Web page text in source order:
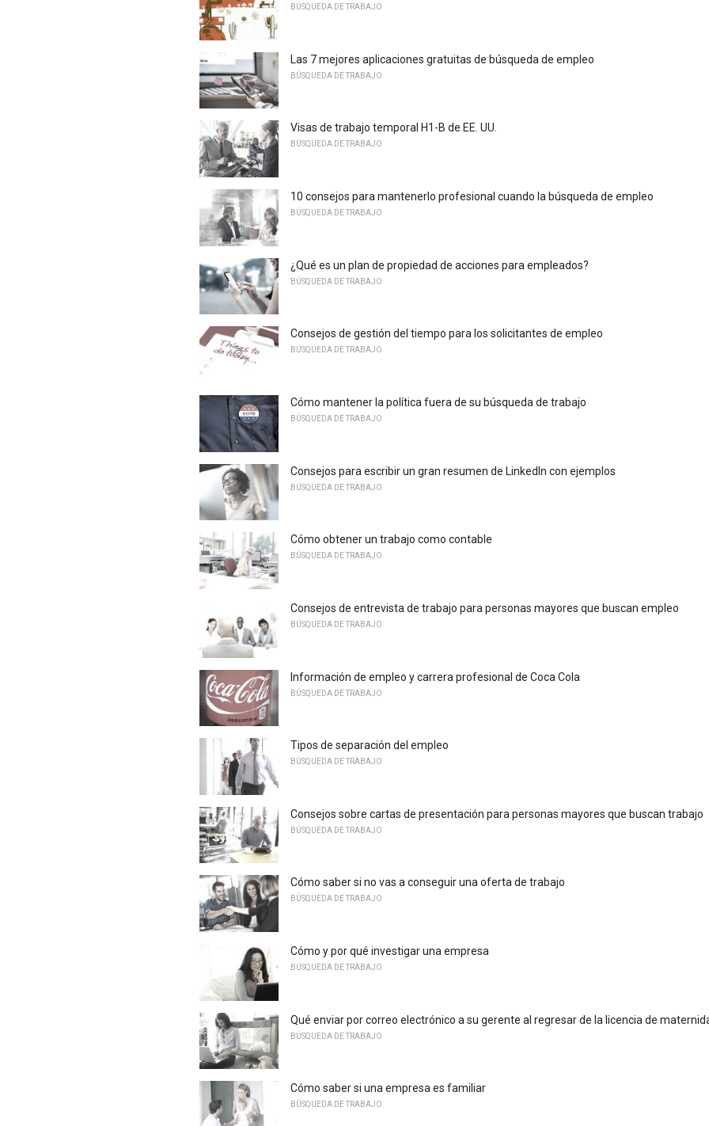
BÚSQUEDA DE TRABAJO
Las 7 mejores aplicaciones gratuitas de búsqueda de empleo
BÚSQUEDA DE TRABAJO
Visas de trabajo temporal H1-B de EE. UU.
BÚSQUEDA DE TRABAJO
10 consejos para mantenerlo profesional cuando la búsqueda de empleo
BÚSQUEDA DE TRABAJO
¿Qué es un plan de propiedad de acciones para empleados?
BÚSQUEDA DE TRABAJO
Consejos de gestión del tiempo para los solicitantes de empleo
BÚSQUEDA DE TRABAJO
Cómo mantener la política fuera de su búsqueda de trabajo
BÚSQUEDA DE TRABAJO
Consejos para escribir un gran resumen de LinkedIn con ejemplos
BÚSQUEDA DE TRABAJO
Cómo obtener un trabajo como contable
BÚSQUEDA DE TRABAJO
Consejos de entrevista de trabajo para personas mayores que buscan empleo
BÚSQUEDA DE TRABAJO
Información de empleo y carrera profesional de Coca Cola
BÚSQUEDA DE TRABAJO
Tipos de separación del empleo
BÚSQUEDA DE TRABAJO
Consejos sobre cartas de presentación para personas mayores que buscan trabajo
BÚSQUEDA DE TRABAJO
Cómo saber si no vas a conseguir una oferta de trabajo
BÚSQUEDA DE TRABAJO
Cómo y por qué investigar una empresa
BÚSQUEDA DE TRABAJO
Qué enviar por correo electrónico a su gerente al regresar de la licencia de
BÚSQUEDA DE TRABAJO
Cómo saber si una empresa es familiar
BÚSQUEDA DE TRABAJO